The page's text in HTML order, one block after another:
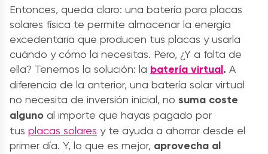
Entonces, queda claro: una batería para placas
solares física te permite almacenar la energía
excedentaria que producen tus placas y usarla
cuándo y cómo la necesitas. Pero, ¿Y a falta de
ella? Tenemos la solución: la batería virtual. A
diferencia de la anterior, una batería solar virtual
no necesita de inversión inicial, no suma coste
alguno al importe que hayas pagado por
tus placas solares y te ayuda a ahorrar desde el
primer día. Y, lo que es mejor, aprovecha al